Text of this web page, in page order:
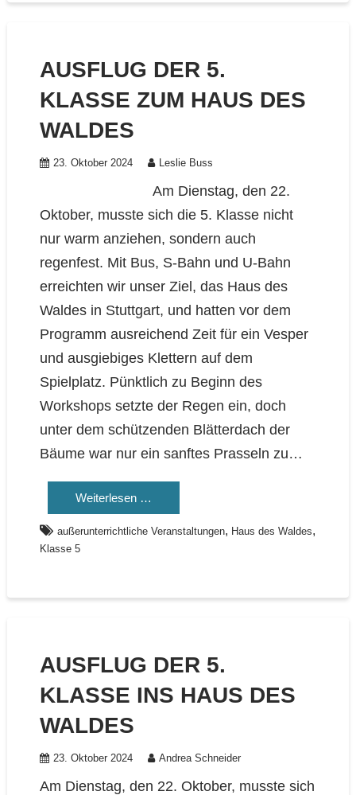
AUSFLUG DER 5.
KLASSE ZUM HAUS DES
WALDES
23. Oktober 2024 Leslie Buss
Am Dienstag, den 22.
Oktober, musste sich die 5. Klasse nicht
nur warm anziehen, sondern auch
regenfest. Mit Bus, S-Bahn und U-Bahn
erreichten wir unser Ziel, das Haus des
Waldes in Stuttgart, und hatten vor dem
Programm ausreichend Zeit für ein Vesper
und ausgiebiges Klettern auf dem
Spielplatz. Pünktlich zu Beginn des
Workshops setzte der Regen ein, doch
unter dem schützenden Blätterdach der
Bäume war nur ein sanftes Prasseln zu…
Weiterlesen …
außerunterrichtliche Veranstaltungen, Haus des Waldes,
Klasse 5
AUSFLUG DER 5.
KLASSE INS HAUS DES
WALDES
23. Oktober 2024 Andrea Schneider
Am Dienstag, den 22. Oktober, musste sich